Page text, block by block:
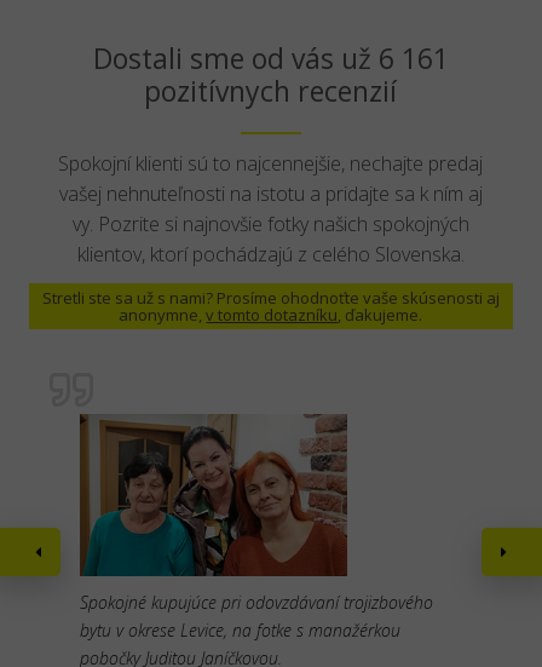
Dostali sme od vás už 6 161
pozitívnych recenzií
Spokojní klienti sú to najcennejšie, nechajte predaj
vašej nehnuteľnosti na istotu a pridajte sa k ním aj
vy. Pozrite si najnovšie fotky našich spokojných
klientov, ktorí pochádzajú z celého Slovenska.
Stretli ste sa už s nami? Prosíme ohodnoťte vaše skúsenosti aj
anonymne,v tomto dotazníku, ďakujeme.
Spokojné kupujúce pri odovzdávaní trojizbového
bytu v okrese Levice, na fotke s manažérkou
pobočky Juditou Janíčkovou.